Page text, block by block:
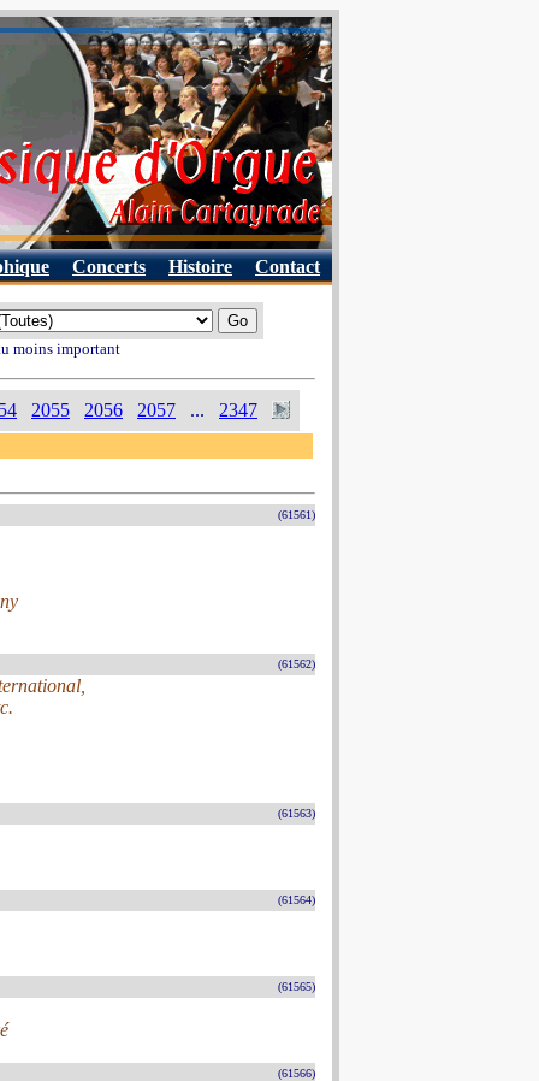
Concerts Histoire Contact
moins important
2055 2056 2057 ... 2347
(61561)
(61562)
(61563)
(61564)
(61565)
(61566)